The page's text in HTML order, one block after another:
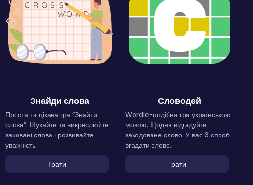
Знайди слова
Проста та цікава гра “Знайти
слова”. Шукайте та викреслюйте
заховані слова і розвивайте
уважність.
Грати
Словодей
Wordle-подібна гра українською
мовою. Щодня відгадуйте
закодоване слово. У вас 6 спроб
вгадати слово.
Грати